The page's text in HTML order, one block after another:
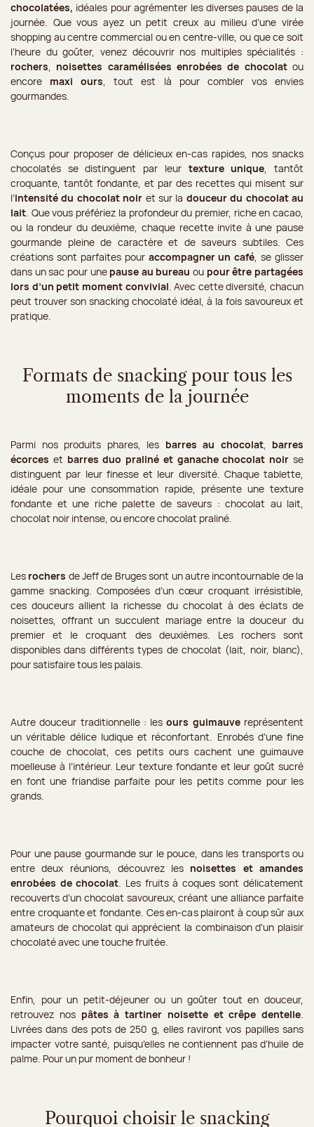
chocolatées, idéales pour agrémenter les diverses pauses de la
journée. Que vous ayez un petit creux au milieu d’une virée
shopping au centre commercial ou en centre-ville, ou que ce soit
l’heure du goûter, venez découvrir nos multiples spécialités :
rochers, noisettes caramélisées enrobées de chocolatou
encore maxi ours, tout est là pour combler vos envies
gourmandes.
Conçus pour proposer de délicieux en-cas rapides, nos snacks
chocolatés se distinguent par leur texture unique, tantôt
croquante, tantôt fondante, et par des recettes qui misent sur
l’intensité du chocolat noir et sur la douceur du chocolat au
lait. Que vous préfériez la profondeur du premier, riche en cacao,
ou la rondeur du deuxième, chaque recette invite à une pause
gourmande pleine de caractère et de saveurs subtiles. Ces
créations sont parfaites pour accompagner un café, se glisser
dans un sac pour une pause au bureau ou pour être partagées
lors d’un petit moment convivial. Avec cette diversité, chacun
peut trouver son snacking chocolaté idéal, à la fois savoureux et
pratique.
Formats de snacking pour tous les
moments de la journée
Parmi nos produits phares, les barres au chocolat, barres
écorces et barres duo praliné et ganache chocolat noir se
distinguent par leur finesse et leur diversité. Chaque tablette,
idéale pour une consommation rapide, présente une texture
fondante et une riche palette de saveurs : chocolat au lait,
chocolat noir intense, ou encore chocolat praliné.
Les rochers de Jeff de Bruges sont un autre incontournable de la
gamme snacking. Composées d’un cœur croquant irrésistible,
ces douceurs allient la richesse du chocolat à des éclats de
noisettes, offrant un succulent mariage entre la douceur du
premier et le croquant des deuxièmes. Les rochers sont
disponibles dans différents types de chocolat (lait, noir, blanc),
pour satisfaire tous les palais.
Autre douceur traditionnelle : lesours guimauvereprésentent
un véritable délice ludique et réconfortant. Enrobés d’une fine
couche de chocolat, ces petits ours cachent une guimauve
moelleuse à l’intérieur. Leur texture fondante et leur goût sucré
en font une friandise parfaite pour les petits comme pour les
grands.
Pour une pause gourmande sur le pouce, dans les transports ou
entre deux réunions, découvrez les noisettes et amandes
enrobées de chocolat. Les fruits à coques sont délicatement
recouverts d’un chocolat savoureux, créant une alliance parfaite
entre croquante et fondante. Ces en-cas plairont à coup sûr aux
amateurs de chocolat qui apprécient la combinaison d'un plaisir
chocolaté avec une touche fruitée.
Enfin, pour un petit-déjeuner ou un goûter tout en douceur,
retrouvez nos pâtes à tartiner noisette et crêpe dentelle.
Livrées dans des pots de 250 g, elles raviront vos papilles sans
impacter votre santé, puisqu’elles ne contiennent pas d’huile de
palme. Pour un pur moment de bonheur !
Pourquoi choisir le snacking